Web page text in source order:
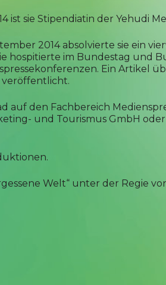
ist sie Stipendiatin der Yehudi
2014 absolvierte sie ein
hospitierte im Bundestag und
Ein Artikel
veröffentlicht.
den Fachbereich
und Tourismus GmbH
Welt“ unter der Regie